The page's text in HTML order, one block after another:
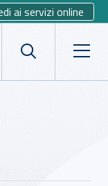
ai servizi online
Apri cerca